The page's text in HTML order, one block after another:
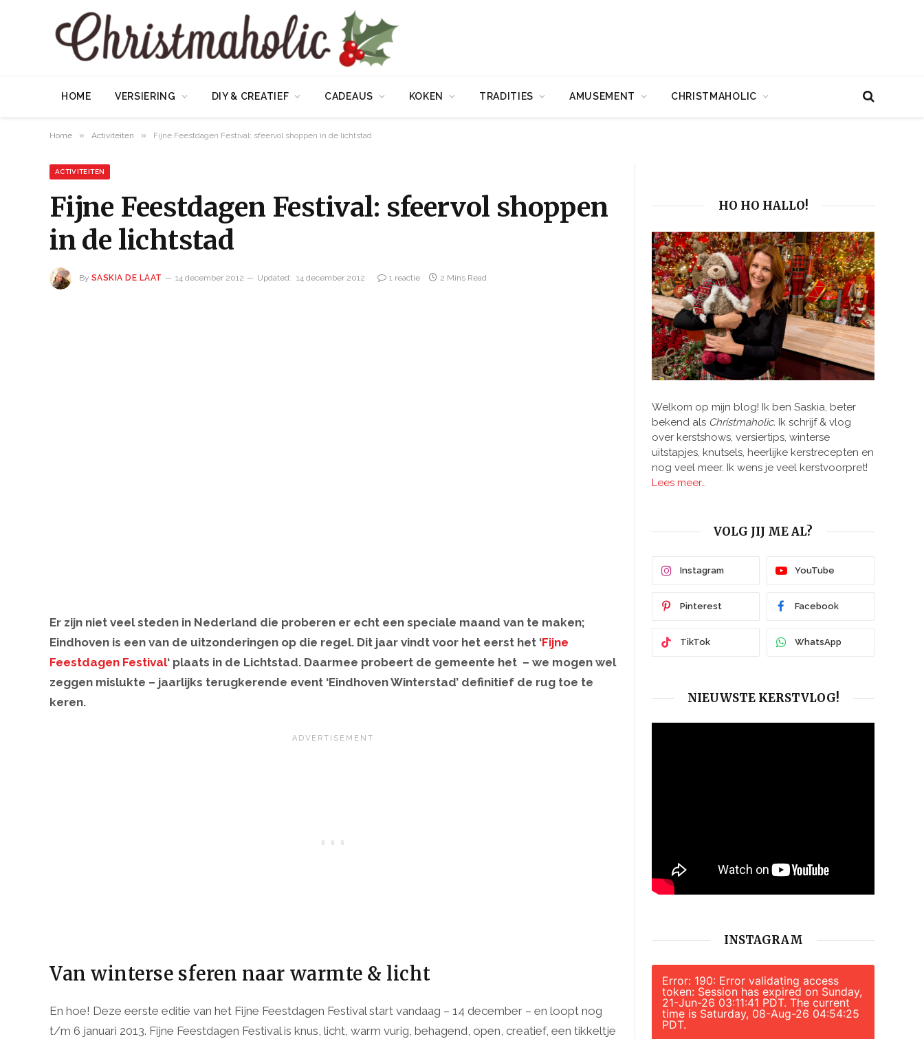
HOME VERSIERING DIY & CREATIEF CADEAUS KOKEN TRADITIES AMUSEMENT CHRISTMAHOLIC
Home » Activiteiten » Fijne Feestdagen Festival: sfeervol shoppen in de lichtstad
ACTIVITEITEN
Fijne Feestdagen Festival: sfeervol shoppen
in de lichtstad
By SASKIA DE LAAT 14 december 2012 Updated: 14 december 2012 1 reactie 2 Mins Read
Er zijn niet veel steden in Nederland die proberen er echt een speciale maand van te maken;
Eindhoven is een van de uitzonderingen op die regel. Dit jaar vindt voor het eerst het ‘Fijne
Feestdagen Festival‘ plaats in de Lichtstad. Daarmee probeert de gemeente het – we mogen wel
zeggen mislukte – jaarlijks terugkerende event ‘Eindhoven Winterstad’ definitief de rug toe te
keren.
Van winterse sferen naar warmte & licht
En hoe! Deze eerste editie van het Fijne Feestdagen Festival start vandaag – 14 december – en loopt nog
t/m 6 januari 2013. Fijne Feestdagen Festival is knus, licht, warm vurig, behagend, open, creatief, een tikkeltje
HO HO HALLO!
Welkom op mijn blog! Ik ben Saskia, beter
bekend als Christmaholic. Ik schrijf & vlog
over kerstshows, versiertips, winterse
uitstapjes, knutsels, heerlijke kerstrecepten en
nog veel meer. Ik wens je veel kerstvoorpret!
Lees meer…
VOLG JIJ ME AL?
Instagram YouTube
Pinterest Facebook
TikTok WhatsApp
NIEUWSTE KERSTVLOG!
INSTAGRAM
Error: 190: Error validating access
token: Session has expired on Sunday,
21-Jun-26 03:11:41 PDT. The current
time is Saturday, 08-Aug-26 04:54:25
PDT.